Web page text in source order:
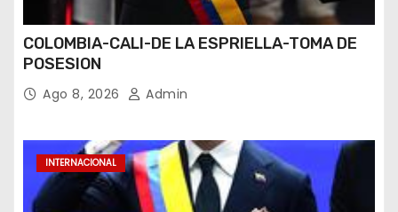
COLOMBIA-CALI-DE LA ESPRIELLA-TOMA DE
POSESION
Ago 8, 2026 Admin
INTERNACIONAL